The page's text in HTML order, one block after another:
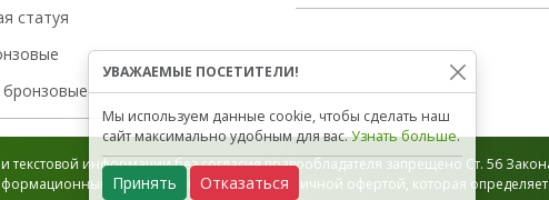
статуя
текстовой информации без согласия правообладателя запрещено Ст. 56
характер и не является публичной офертой, которая
УВАЖАЕМЫЕ ПОСЕТИТЕЛИ!
Мы используем данные cookie, чтобы сделать наш
сайт максимально удобным для вас.Узнать больше.
Принять Отказаться